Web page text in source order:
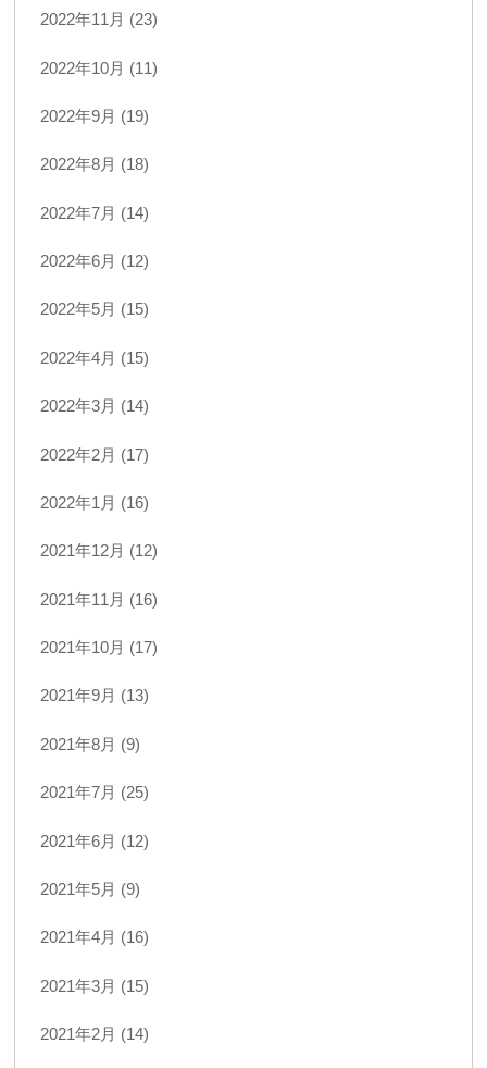
2022年11月 (23)
2022年10月 (11)
2022年9月 (19)
2022年8月 (18)
2022年7月 (14)
2022年6月 (12)
2022年5月 (15)
2022年4月 (15)
2022年3月 (14)
2022年2月 (17)
2022年1月 (16)
2021年12月 (12)
2021年11月 (16)
2021年10月 (17)
2021年9月 (13)
2021年8月 (9)
2021年7月 (25)
2021年6月 (12)
2021年5月 (9)
2021年4月 (16)
2021年3月 (15)
2021年2月 (14)